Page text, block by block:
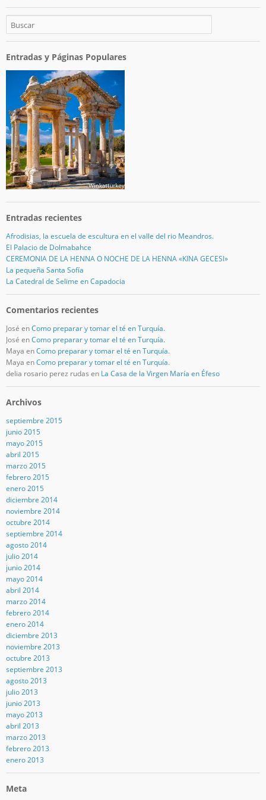
Entradas y Páginas Populares
Entradas recientes
Afrodisias, la escuela de escultura en el valle del rio Meandros.
El Palacio de Dolmabahce
CEREMONIA DE LA HENNA O NOCHE DE LA HENNA «KINA GECESI»
La pequeña Santa Sofía
La Catedral de Selime en Capadocia
Comentarios recientes
José enComo preparar y tomar el té en Turquía.
José enComo preparar y tomar el té en Turquía.
Maya enComo preparar y tomar el té en Turquía.
Maya enComo preparar y tomar el té en Turquía.
delia rosario perez rudas en La Casa de la Virgen María en Éfeso
Archivos
septiembre 2015
junio 2015
mayo 2015
abril 2015
marzo 2015
febrero 2015
enero 2015
diciembre 2014
noviembre 2014
octubre 2014
septiembre 2014
agosto 2014
julio 2014
junio 2014
mayo 2014
abril 2014
marzo 2014
febrero 2014
enero 2014
diciembre 2013
noviembre 2013
octubre 2013
septiembre 2013
agosto 2013
julio 2013
junio 2013
mayo 2013
abril 2013
marzo 2013
febrero 2013
enero 2013
Meta